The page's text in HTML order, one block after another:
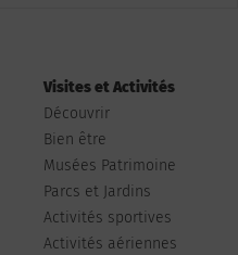
Visites et Activités
Découvrir
Bien être
Musées Patrimoine
Parcs et Jardins
Activités sportives
Activités aériennes